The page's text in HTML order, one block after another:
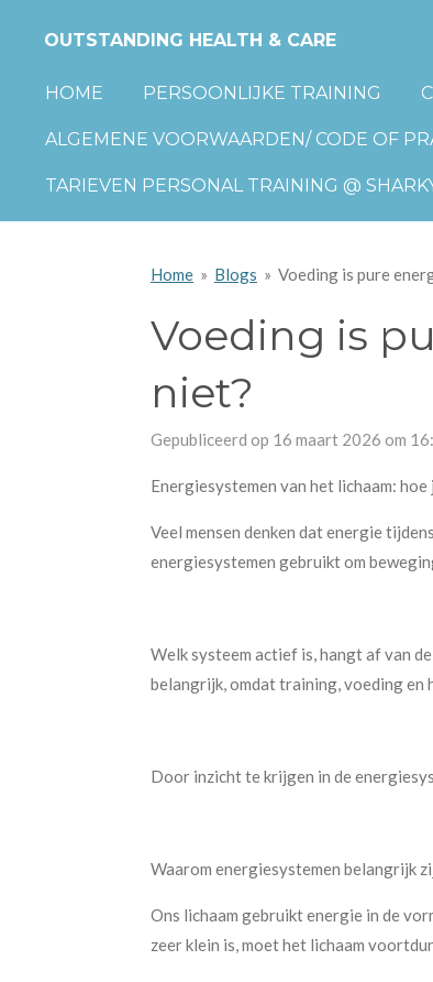
hoofdinhoud
OUTSTANDING HEALTH & CARE
HOME PERSOONLIJKE TRAINING
ALGEMENE VOORWAARDEN/ CODE OF
TARIEVEN PERSONAL TRAINING @
Home » Blogs » Voeding is pure
Voeding is
niet?
Gepubliceerd op 16 maart 2026 om
Energiesystemen van het lichaam:
Veel mensen denken dat energie
energiesystemen gebruikt om
Welk systeem actief is, hangt af van
belangrijk, omdat training, voeding en
Door inzicht te krijgen in de
Waarom energiesystemen belangrijk
Ons lichaam gebruikt energie in de
zeer klein is, moet het lichaam